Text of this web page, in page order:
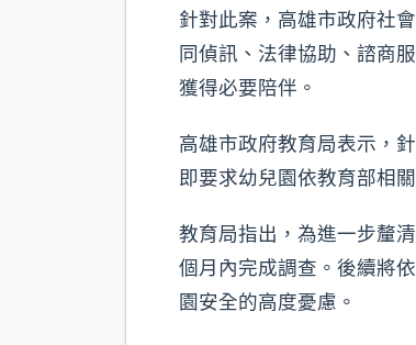
針對此案，高雄市政府社
同偵訊、法律協助、諮商
獲得必要陪伴。
高雄市政府教育局表示，
即要求幼兒園依教育部相
教育局指出，為進一步釐
個月內完成調查。後續將
園安全的高度憂慮。